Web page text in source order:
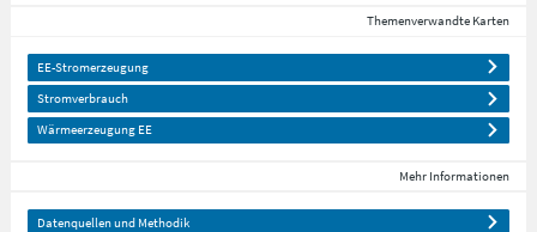
Themenverwandte Karten
EE-Stromerzeugung
Stromverbrauch
Wärmeerzeugung EE
Mehr Informationen
Datenquellen und Methodik